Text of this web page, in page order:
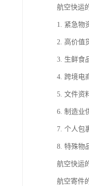
航空快运
1. 紧急物
2. 高价值
3. 生鲜食
4. 跨境电
5. 文件资
6. 制造业
7. 个人包
8. 特殊物
航空快运
航空寄件